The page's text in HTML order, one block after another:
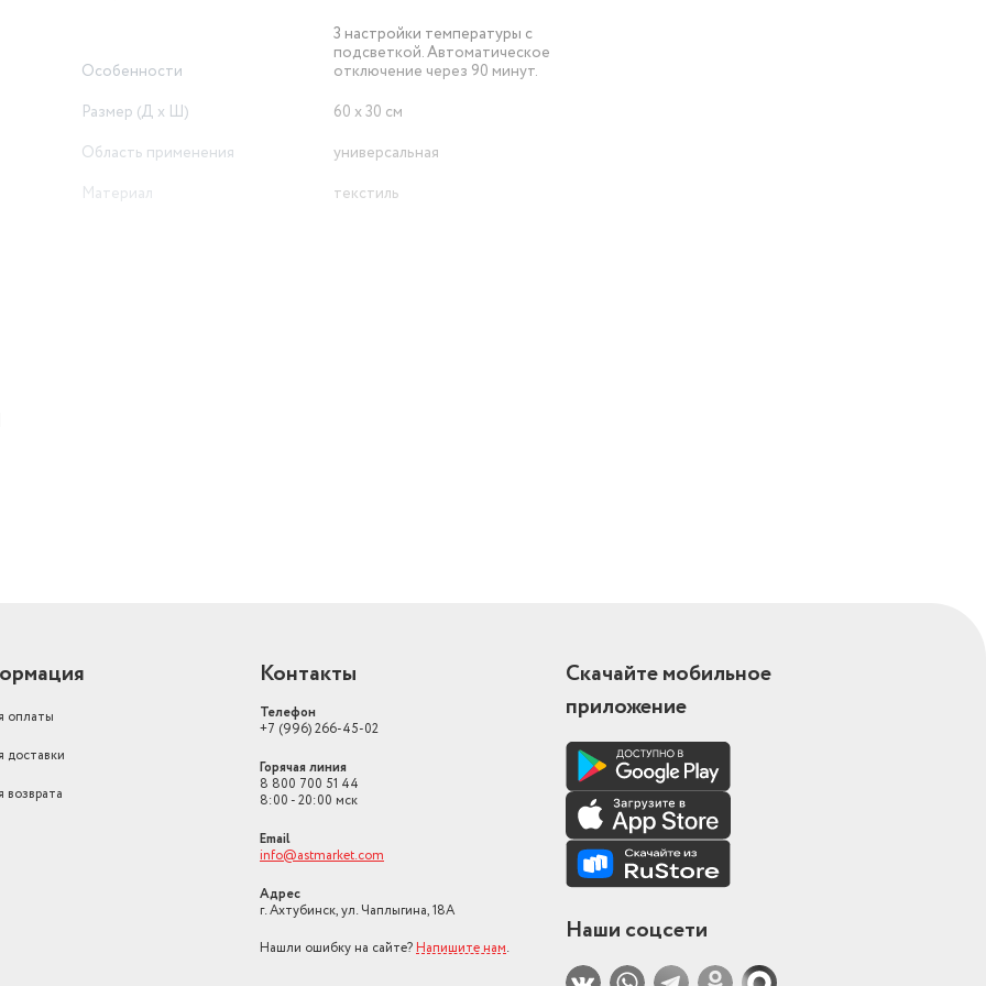
Особенности
3 настройки температуры с
подсветкой. Автоматическое
отключение через 90 минут.
Размер (Д х Ш)
60 х 30 см
Область применения
универсальная
Материал
текстиль
оплаты
доставки
возврата
Контакты
Телефон
+7 (996) 266-45-02
Горячая линия
8 800 700 51 44
8:00 - 20:00 мск
Email
info@astmarket.com
Адрес
г. Ахтубинск, ул. Чаплыгина, 18А
Нашли ошибку на сайте? Напишите нам.
Скачайте мобильное
приложение
Наши соцсети